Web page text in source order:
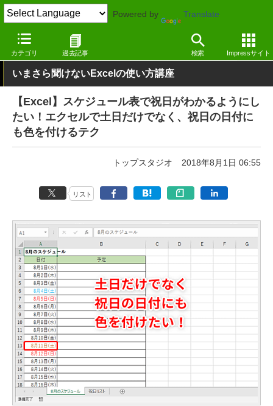
Powered by Translate
カテゴリ 過去記事 検索 Impressサイト
窓の杜 オフィス・ドキュメント Windows
いまさら聞けないExcelの使い方講座
【Excel】スケジュール表で祝日がわかるようにし
たい！エクセルで土日だけでなく、祝日の日付に
も色を付けるテク
トップスタジオ 2018年8月1日 06:55
リスト